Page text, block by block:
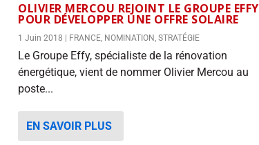
OLIVIER MERCOU REJOINT LE GROUPE EFFY
POUR DÉVELOPPER UNE OFFRE SOLAIRE
1 Juin 2018 FRANCE, NOMINATION, STRATÉGIE
Le Groupe Effy, spécialiste de la rénovation
énergétique, vient de nommer Olivier Mercou au
poste...
EN SAVOIR PLUS